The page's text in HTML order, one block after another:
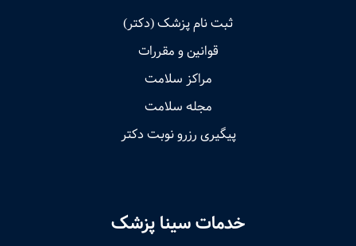
ثبت نام پزشک (دکتر)
قوانین و مقررات
مراکز سلامت
مجله سلامت
پیگیری رزرو نوبت دکتر
خدمات سینا پزشک